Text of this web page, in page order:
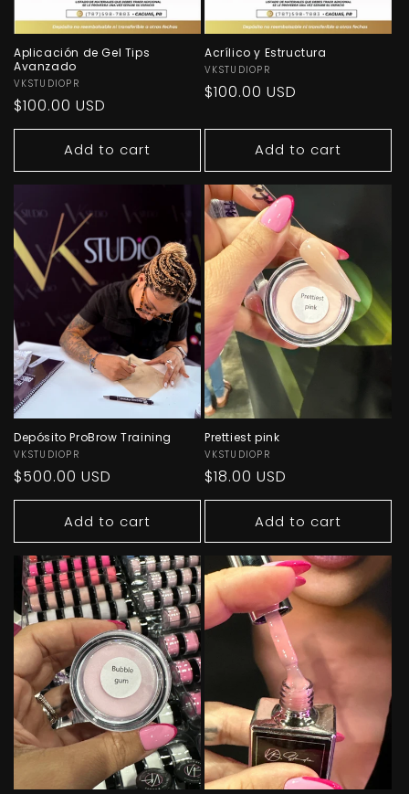
Aplicación de Gel Tips
Avanzado
Vendor:
VKSTUDIOPR
Regular
price
$100.00 USD
Add to cart
Acrílico y Estructura
Vendor:
VKSTUDIOPR
Regular
$100.00 USD
Add to cart
Depósito ProBrow Training
Vendor:
VKSTUDIOPR
Regular
price
$500.00 USD
Add to cart
Prettiest pink
Vendor:
VKSTUDIOPR
Regular
price
$18.00 USD
Add to cart